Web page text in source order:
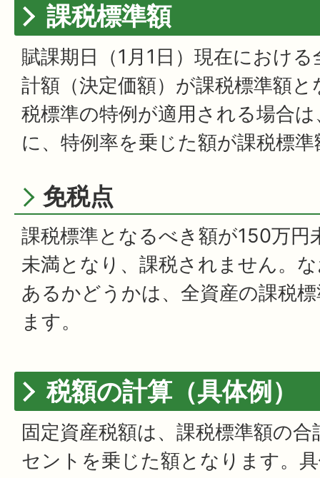
課税標準額
賦課期日（1月1日）現在におけ
計額（決定価額）が課税標準額
税標準の特例が適用される場合
に、特例率を乗じた額が課税標
免税点
課税標準となるべき額が150万円
未満となり、課税されません。
あるかどうかは、全資産の課税
ます。
税額の計算（具体例）
固定資産税額は、課税標準額の
セントを乗じた額となります。